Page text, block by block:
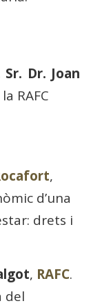
Sr. Dr. Joan
RAFC
,
d’una
drets i
, RAFC.
del